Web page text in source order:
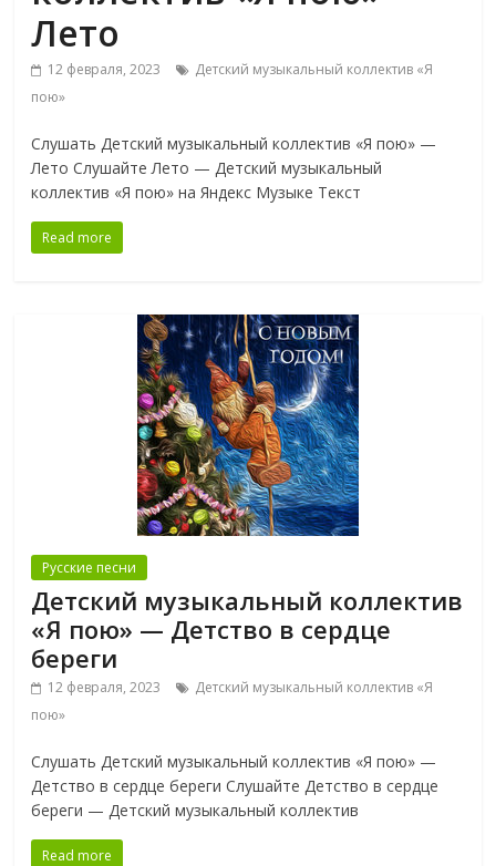
Лето
12 февраля, 2023
Детский музыкальный коллектив «Я
пою»
Слушать Детский музыкальный коллектив «Я пою» —
Лето Слушайте Лето — Детский музыкальный
коллектив «Я пою» на Яндекс Музыке Текст
Read more
Русские песни
Детский музыкальный коллектив
«Я пою» — Детство в сердце
береги
12 февраля, 2023
Детский музыкальный коллектив «Я
пою»
Слушать Детский музыкальный коллектив «Я пою» —
Детство в сердце береги Слушайте Детство в сердце
береги — Детский музыкальный коллектив
Read more